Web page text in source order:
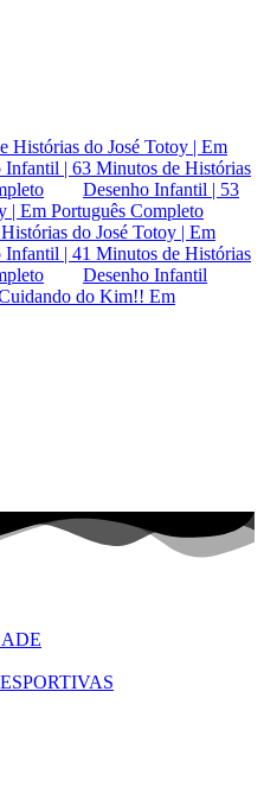
Histórias do José Totoy | Em
Infantil | 63 Minutos de Histórias
Desenho Infantil | 53
| Em Português Completo
do José Totoy | Em
Infantil | 41 Minutos de Histórias
Desenho Infantil
do Kim!! Em